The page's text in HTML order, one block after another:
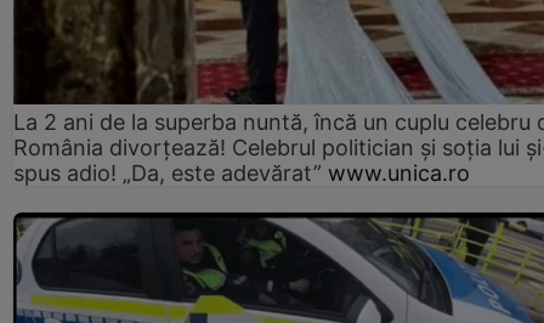
La 2 ani de la superba nuntă, încă un cuplu celebru
România divorțează! Celebrul politician și soția lui
spus adio! „Da, este adevărat” www.unica.ro